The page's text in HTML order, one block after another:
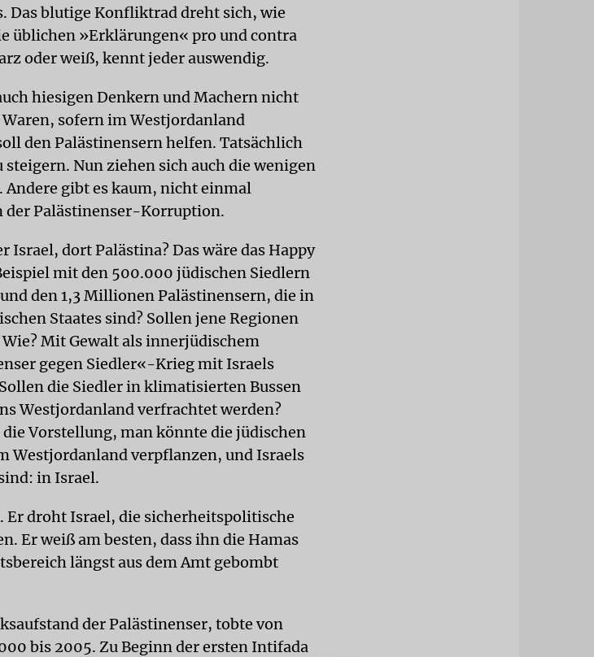
Das blutige Konfliktrad dreht sich, wie
üblichen »Erklärungen« pro und contra
oder weiß, kennt jeder auswendig.
hiesigen Denkern und Machern nicht
sofern im Westjordanland
den Palästinensern helfen. Tatsächlich
Nun ziehen sich auch die wenigen
gibt es kaum, nicht einmal
der Palästinenser-Korruption.
Israel, dort Palästina? Das wäre das Happy
mit den 500.000 jüdischen Siedlern
den 1,3 Millionen Palästinensern, die in
Staates sind? Sollen jene Regionen
Mit Gewalt als innerjüdischem
gegen Siedler«-Krieg mit Israels
die Siedler in klimatisierten Bussen
Westjordanland verfrachtet werden?
die Vorstellung, man könnte die jüdischen
Westjordanland verpflanzen, und Israels
in Israel.
Er droht Israel, die sicherheitspolitische
Er weiß am besten, dass ihn die Hamas
längst aus dem Amt gebombt
der Palästinenser, tobte von
bis 2005. Zu Beginn der ersten Intifada